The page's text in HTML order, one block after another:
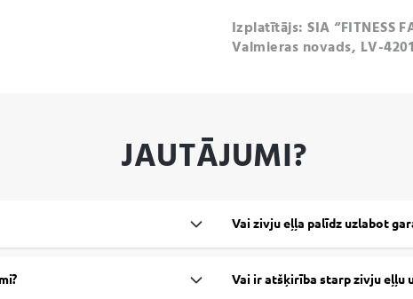
Izplatītājs: SIA “FITNESS
Valmieras novads, LV-4201
JAUTĀJUMI?
Vai zivju eļļa palīdz uzlabot
Vai ir atšķirība starp zivju eļļu